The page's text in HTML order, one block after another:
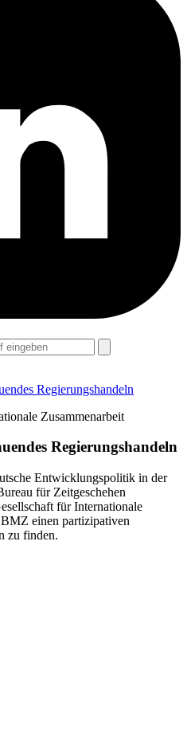
Regierungshandeln
Zusammenarbeit
Regierungshandeln
Entwicklungspolitik in der
für Zeitgeschehen
für Internationale
einen partizipativen
zu finden.